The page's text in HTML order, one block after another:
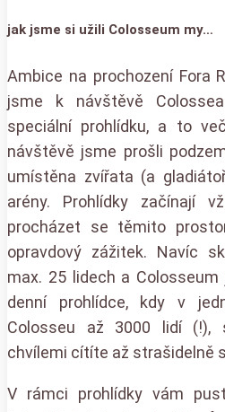
jak jsme si užili Colosseum my…
Ambice na prochození Fora
jsme k návštěvě
speciální prohlídku, a to
návštěvě jsme prošli
umístěna zvířata (a
arény. Prohlídky začínají
procházet se těmito
opravdový zážitek. Navíc
max. 25 lidech a Colosseum
denní prohlídce, kdy v
Colosseu až 3000 lidí (!),
chvílemi cítíte až strašidelně
V rámci prohlídky vám